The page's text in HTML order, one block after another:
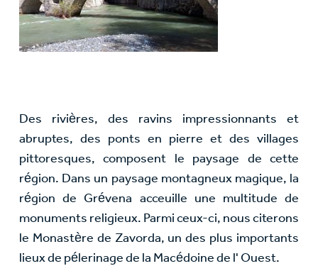
Des rivières, des ravins impressionnants et
abruptes, des ponts en pierre et des villages
pittoresques, composent le paysage de cette
région. Dans un paysage montagneux magique, la
région de Grévena acceuille une multitude de
monuments religieux. Parmi ceux-ci, nous citerons
le Monastère de Zavorda, un des plus importants
lieux de pélerinage de la Macédoine de l' Ouest.